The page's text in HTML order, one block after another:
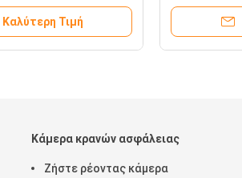
ενδοσυνεννόηση
Καλύτερη Τιμή
Κάμερα κρανών ασφάλειας
Ζήστε ρέοντας κάμερα